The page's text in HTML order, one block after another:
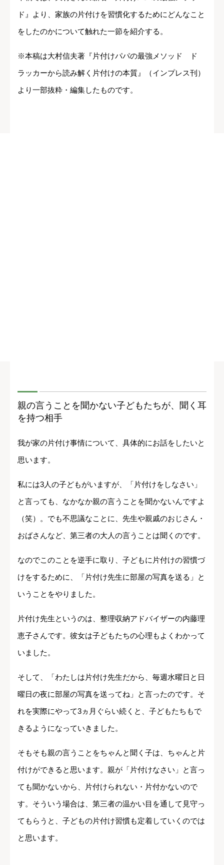
ド』より、家族の片付けを習慣化するためにどんなこと
をしたのかについて触れた一節を紹介する。
※本稿は大村信夫著『片付けパパの最強メソッド ド
ラッカーから読み解く片付けの本質』（インプレス刊）
より一部抜粋・編集したものです。
親の言うことを聞かない子どもたちが、聞く耳
を持つ相手
我が家の片付け事情について、具体的にお話をしたいと
思います。
私には3人の子どもがいますが、「片付けをしなさい」
と言っても、なかなか親の言うことを聞かないんですよ
（笑）。でも不思議なことに、先生や親戚のおじさん・
おばさんなど、第三者の大人の言うことは聞くのです。
なのでこのことを逆手に取り、子どもに片付けの習慣づ
けをするために、「片付け先生に部屋の写真を送る」と
いうことをやりました。
片付け先生というのは、整理収納アドバイザーの内藤理
恵子さんです。彼女は子どもたちの心理もよくわかって
いました。
そして、「わたしは片付け先生だから、毎週水曜日と日
曜日の夜に部屋の写真を送ってね」と言ったのです。そ
れを実際にやって3ヵ月ぐらい続くと、子どもたちもで
きるようになっていきました。
そもそも親の言うことをちゃんと聞く子は、ちゃんと片
付けができると思います。親が「片付けなさい」と言っ
ても聞かないから、片付けられない・片付かないので
す。そういう場合は、第三者の温かい目を通して見守っ
てもらうと、子どもの片付け習慣も定着していくのでは
と思います。